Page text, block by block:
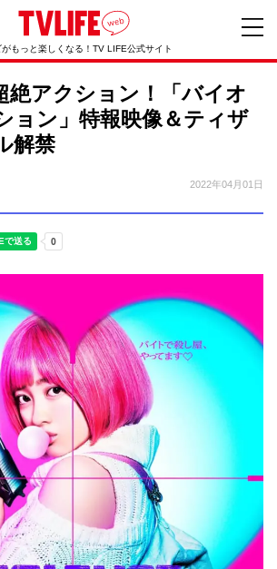
もっと楽しくなる！TV LIFE公式サイト
絶アクション！「バイオ
ョン」特報映像＆ティザ
解禁
2022年04月01日